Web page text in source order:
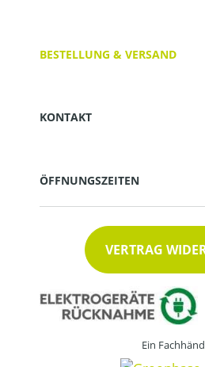
BESTELLUNG & VERSAND
KONTAKT
ÖFFNUNGSZEITEN
VERTRAG
Ein